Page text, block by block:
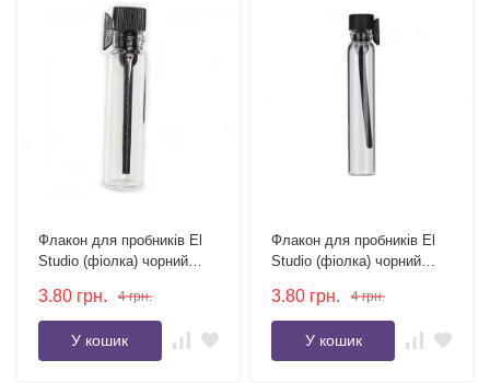
Флакон для пробників El
Studio (фіолка) чорний
3.80 грн. 4 грн.
У кошик
Флакон для пробників El
Studio (фіолка) чорний
3.80 грн. 4 грн.
У кошик